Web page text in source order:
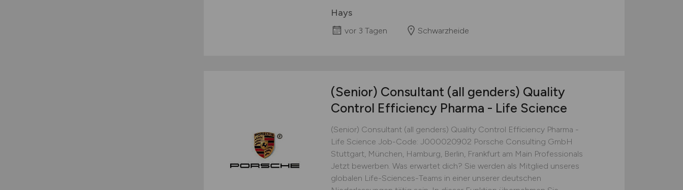
Hays
vor 3 Tagen Schwarzheide
(Senior) Consultant (all genders) Quality
Control Efficiency Pharma - Life Science
(Senior) Consultant (all genders) Quality Control Efficiency Pharma -
Life Science Job-Code: J000020902 Porsche Consulting GmbH
Stuttgart, München, Hamburg, Berlin, Frankfurt am Main Professionals
Jetzt bewerben. Was erwartet dich? Sie werden als Mitglied unseres
globalen Life-Sciences-Teams in einer unserer deutschen